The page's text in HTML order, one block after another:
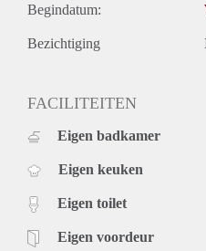
Begindatum:
Bezichtiging
FACILITEITEN
Eigen badkamer
Eigen keuken
Eigen toilet
Eigen voordeur